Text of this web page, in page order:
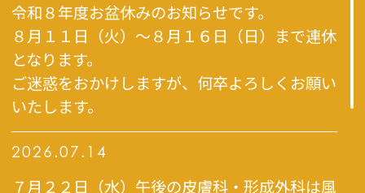
令和８年度お盆休みのお知らせです。
８月１１日（火）～８月１６日（日）まで連休
となります。
ご迷惑をおかけしますが、何卒よろしくお願い
いたします。
2026.07.14
７月２２日（水）午後の皮膚科・形成外科は風